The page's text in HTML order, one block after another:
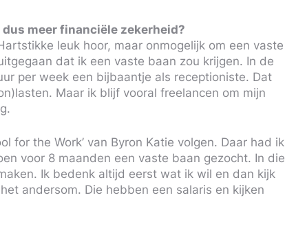
meer financiële zekerheid?
leuk hoor, maar onmogelijk om een vaste
dat ik een vaste baan zou krijgen. In de
per week een bijbaantje als receptioniste. Dat
Maar ik blijf vooral freelancen om mijn
for the Work’ van Byron Katie volgen. Daar had ik
voor 8 maanden een vaste baan gezocht. In die
Ik bedenk altijd eerst wat ik wil en dan kijk
andersom. Die hebben een salaris en kijken